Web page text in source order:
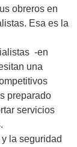
obreros en
Esa es la
-en
una
preparado
servicios
la seguridad